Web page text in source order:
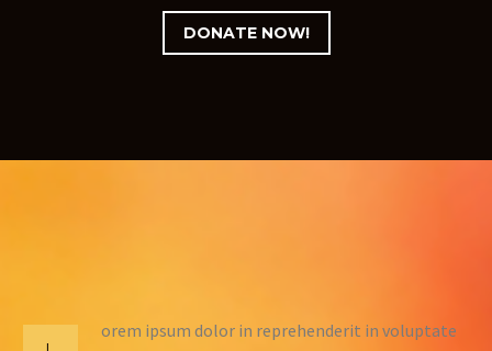
DONATE NOW!
orem ipsum dolor in reprehenderit in voluptate